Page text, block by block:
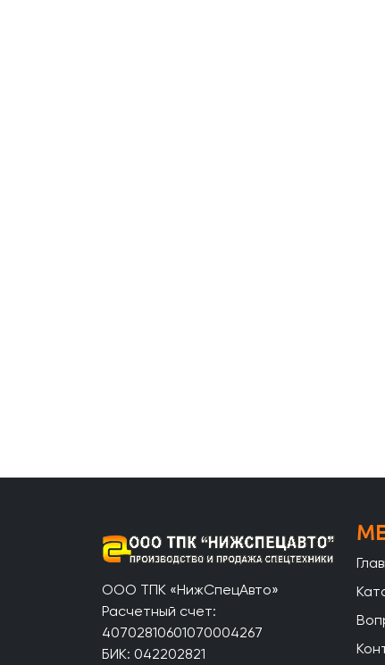
ООО ТПК «НижСпецАвто»
Расчетный счет:
40702810601070004267
БИК: 042202821